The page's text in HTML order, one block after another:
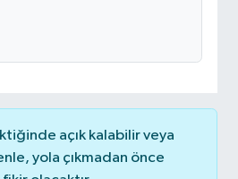
açık kalabilir veya
yola çıkmadan önce